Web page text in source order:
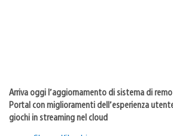
Arriva oggi l’aggiornamento di sistema di
Portal con miglioramenti dell’esperienza
giochi in streaming nel cloud